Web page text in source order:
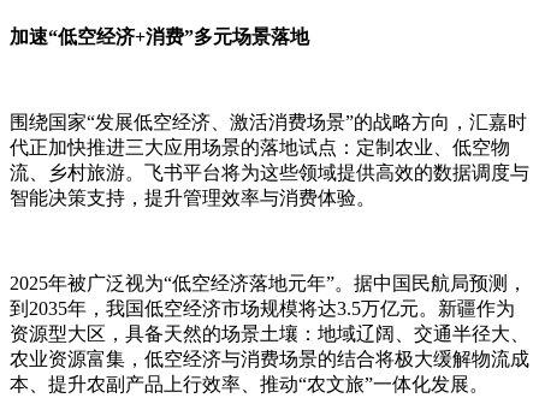
加速“低空经济+消费”多元场景落地
围绕国家“发展低空经济、激活消费场景”的战略方向，汇嘉时
代正加快推进三大应用场景的落地试点：定制农业、低空物
流、乡村旅游。飞书平台将为这些领域提供高效的数据调度与
智能决策支持，提升管理效率与消费体验。
2025年被广泛视为“低空经济落地元年”。据中国民航局预测，
到2035年，我国低空经济市场规模将达3.5万亿元。新疆作为
资源型大区，具备天然的场景土壤：地域辽阔、交通半径大、
农业资源富集，低空经济与消费场景的结合将极大缓解物流成
本、提升农副产品上行效率、推动“农文旅”一体化发展。